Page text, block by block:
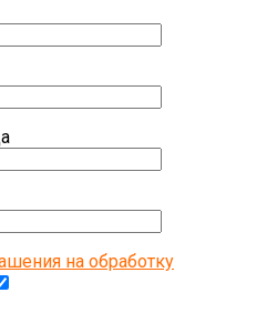
на обработку